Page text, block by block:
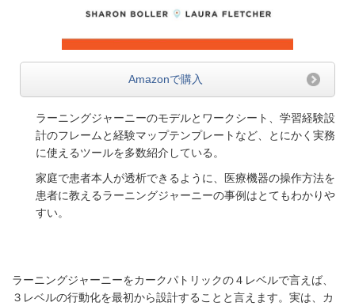
Amazonで購入
ラーニングジャーニーのモデルとワークシート、学習経験設
計のフレームと経験マップテンプレートなど、とにかく実務
に使えるツールを多数紹介している。
家庭で患者本人が透析できるように、医療機器の操作方法を
患者に教えるラーニングジャーニーの事例はとてもわかりや
すい。
ラーニングジャーニーをカークパトリックの４レベルで言えば、
３レベルの行動化を最初から設計することと言えます。実は、カ